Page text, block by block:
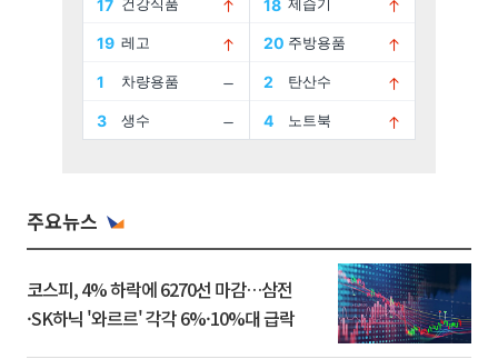
주요뉴스
코스피, 4% 하락에 6270선 마감…삼전
·SK하닉 '와르르' 각각 6%·10%대 급락